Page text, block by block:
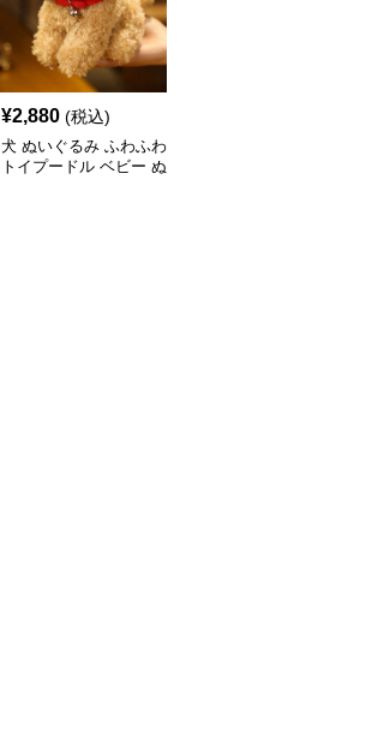
¥2,880 (税込)
犬 ぬいぐるみ ふわふわ
トイプードル ベビー ぬ